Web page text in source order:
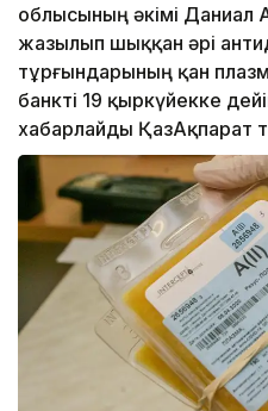
облысының әкімі Даниал
жазылып шыққан әрі
тұрғындарының қан
банкті 19 қыркүйекке
хабарлайды ҚазАқпарат